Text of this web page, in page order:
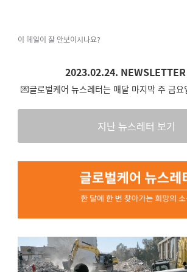
이 메일이 잘 안보이시나요?
2023.02.24.
💌글로벌케어 뉴스레터는 매달 마지막 주 금
지난 뉴스레터 보기